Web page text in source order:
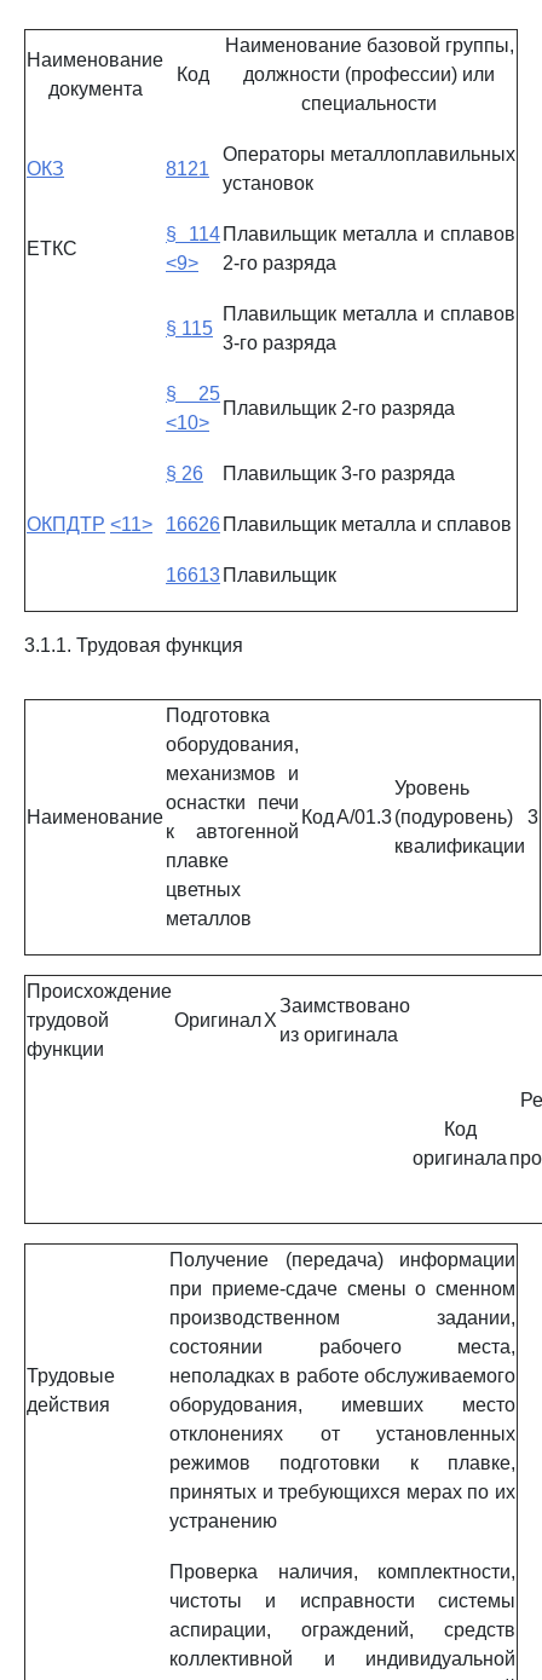
Наименование
документа
Код
Наименование базовой группы,
должности (профессии) или
специальности
ОКЗ 8121
Операторы металлоплавильных
установок
ЕТКС
§ 114
<9>
Плавильщик металла и сплавов
2-го разряда
§ 115
Плавильщик металла и сплавов
3-го разряда
§ 25
<10>
Плавильщик 2-го разряда
§ 26 Плавильщик 3-го разряда
ОКПДТР <11> 16626 Плавильщик металла и сплавов
16613 Плавильщик
3.1.1. Трудовая функция
Наименование
Подготовка
оборудования,
механизмов и
оснастки печи
к автогенной
плавке
цветных
металлов
КодA/01.3
Уровень
(подуровень)
квалификации
3
Происхождение
трудовой
функции
ОригиналX
Заимствовано
из оригинала
Код
оригинала
Трудовые
действия
Получение (передача) информации
при приеме-сдаче смены о сменном
производственном задании,
состоянии рабочего места,
неполадках в работе обслуживаемого
оборудования, имевших место
отклонениях от установленных
режимов подготовки к плавке,
принятых и требующихся мерах по их
устранению
Проверка наличия, комплектности,
чистоты и исправности системы
аспирации, ограждений, средств
коллективной и индивидуальной